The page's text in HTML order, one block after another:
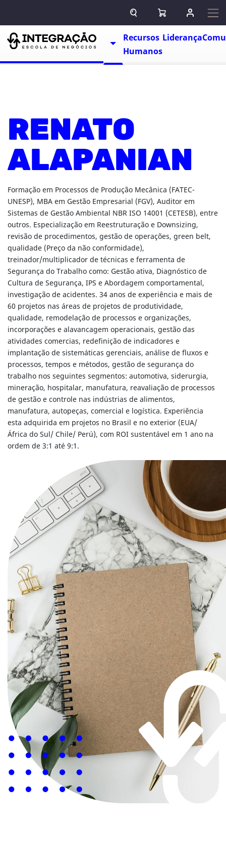
ABRIR CAMPO DE BUSCA
ABRIR CARRINHO
ENTRAR
Escolas
TOGGLE DROPDOWN
Recursos
Humanos
Liderança
RENATO
ALAPANIAN
Formação em Processos de Produção Mecânica (FATEC-
UNESP), MBA em Gestão Empresarial (FGV), Auditor em
Sistemas de Gestão Ambiental NBR ISO 14001 (CETESB), entre
outros. Especialização em Reestruturação e Downsizing,
revisão de procedimentos, gestão de operações, green belt,
qualidade (Preço da não conformidade),
treinador/multiplicador de técnicas e ferramenta de
Segurança do Trabalho como: Gestão ativa, Diagnóstico de
Cultura de Segurança, IPS e Abordagem comportamental,
investigação de acidentes. 34 anos de experiência e mais de
60 projetos nas áreas de projetos de produtividade,
qualidade, remodelação de processos e organizações,
incorporações e alavancagem operacionais, gestão das
atividades comercias, redefinição de indicadores e
implantação de sistemáticas gerenciais, análise de fluxos e
processos, tempos e métodos, gestão de segurança do
trabalho nos seguintes segmentos: automotiva, siderurgia,
mineração, hospitalar, manufatura, reavaliação de processos
de gestão e controle nas indústrias de alimentos,
manufatura, autopeças, comercial e logística. Experiência
esta adquirida em projetos no Brasil e no exterior (EUA/
África do Sul/ Chile/ Perú), com ROI sustentável em 1 ano na
ordem de 3:1 até 9:1.